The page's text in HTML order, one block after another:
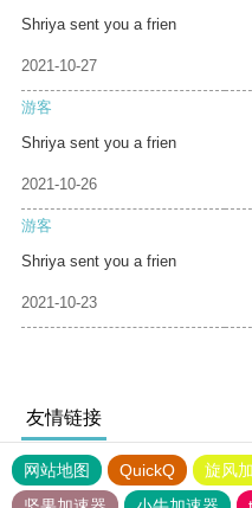
Shriya sent you a frien
2021-10-27
游客
Shriya sent you a frien
2021-10-26
游客
Shriya sent you a frien
2021-10-23
友情链接
网站地图 QuickQ 旋风